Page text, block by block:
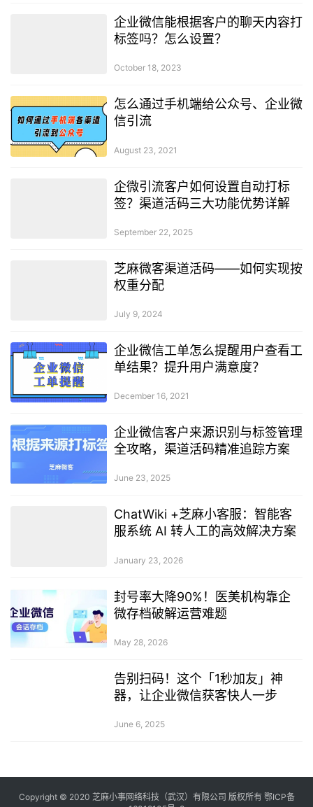
企业微信能根据客户的聊天内容打
标签吗？怎么设置？
October 18, 2023
怎么通过手机端给公众号、企业微
信引流
August 23, 2021
企微引流客户如何设置自动打标
签？渠道活码三大功能优势详解
September 22, 2025
芝麻微客渠道活码——如何实现按
权重分配
July 9, 2024
企业微信工单怎么提醒用户查看工
单结果？提升用户满意度？
December 16, 2021
企业微信客户来源识别与标签管理
全攻略，渠道活码精准追踪方案
June 23, 2025
ChatWiki +芝麻小客服：智能客
服系统 AI 转人工的高效解决方案
January 23, 2026
封号率大降90%！医美机构靠企
微存档破解运营难题
May 28, 2026
告别扫码！这个「1秒加友」神
器，让企业微信获客快人一步
June 6, 2025
Copyright © 2020 芝麻小事网络科技（武汉）有限公司 版权所有 鄂ICP备